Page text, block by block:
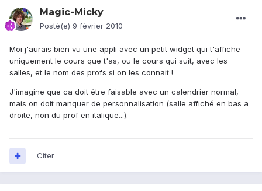
Magic-Micky
Posté(e) 9 février 2010
Moi j'aurais bien vu une appli avec un petit widget qui t'affiche
uniquement le cours que t'as, ou le cours qui suit, avec les
salles, et le nom des profs si on les connait !
J'imagine que ca doit être faisable avec un calendrier normal,
mais on doit manquer de personnalisation (salle affiché en bas a
droite, non du prof en italique...).
Citer